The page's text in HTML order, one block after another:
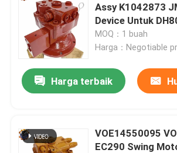
Assy K1042873
Device Untuk
MOQ：1 buah
Harga：Negotiable
Harga terbaik
VOE14550095
EC290 Swing